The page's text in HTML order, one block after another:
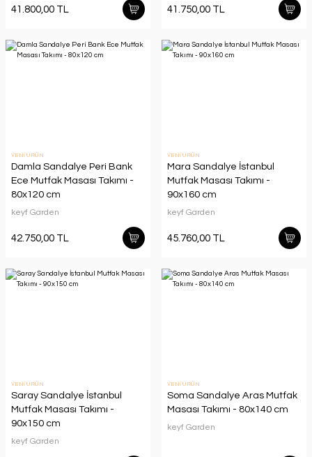
41.800,00 TL 41.750,00 TL
YENİ ÜRÜN
Damla Sandalye Peri Bank
Ece Mutfak Masası Takımı -
80x120 cm
keyf Garden
42.750,00 TL
YENİ ÜRÜN
Mara Sandalye İstanbul
Mutfak Masası Takımı -
90x160 cm
keyf Garden
45.760,00 TL
YENİ ÜRÜN
Saray Sandalye İstanbul
Mutfak Masası Takımı -
90x150 cm
keyf Garden
YENİ ÜRÜN
Soma Sandalye Aras Mutfak
Masası Takımı - 80x140 cm
keyf Garden